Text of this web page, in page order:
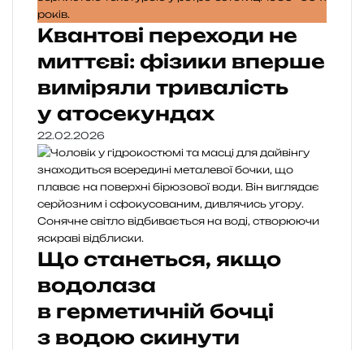
Квантові переходи не
миттєві: фізики вперше
виміряли тривалість
у атосекундах
22.02.2026
Що станеться, якщо
водолаза
в герметичній бочці
з водою скинути